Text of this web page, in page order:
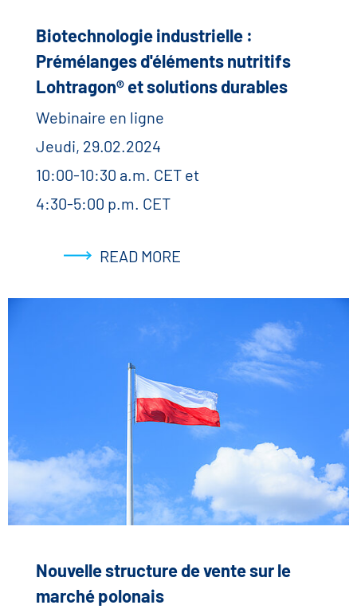
Biotechnologie industrielle :
Prémélanges d'éléments nutritifs
Lohtragon® et solutions durables
Webinaire en ligne
Jeudi, 29.02.2024
10:00-10:30 a.m. CET et
4:30-5:00 p.m. CET
READ MORE
Nouvelle structure de vente sur le
marché polonais